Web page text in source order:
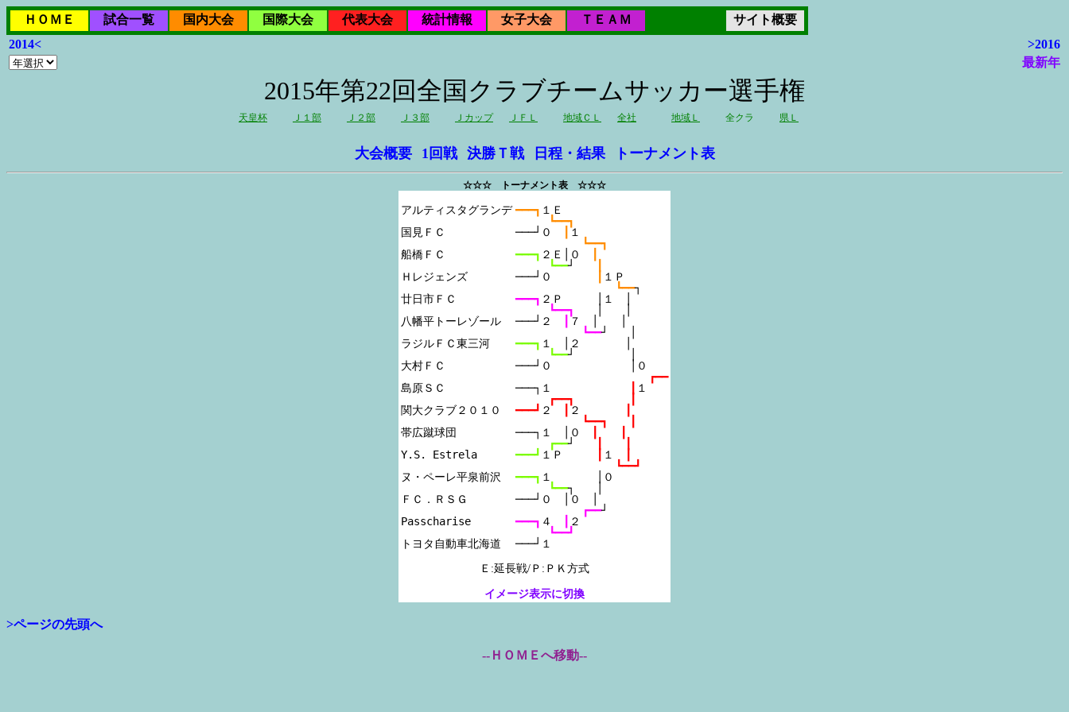
ＨＯＭＥ 試合一覧 国内大会 国際大会 代表大会 統計情報 女子大会 ＴＥＡＭ
サイト概要
2014<
>2016
最新年
2015年第22回全国クラブチームサッカー選手権
天皇杯 Ｊ１部 Ｊ２部 Ｊ３部 Ｊカップ ＪＦＬ 地域ＣＬ 全社 地域Ｌ 全クラ 県Ｌ
大会概要 1回戦 決勝Ｔ戦 日程・結果 トーナメント表
☆☆☆ トーナメント表 ☆☆☆
アルティスタグランデ
国見ＦＣ
船橋ＦＣ
Ｈレジェンズ
廿日市ＦＣ
八幡平トーレゾール
ラジルＦＣ東三河
大村ＦＣ
島原ＳＣ
関大クラブ２０１０
帯広蹴球団
Y.S. Estrela
ヌ・ペーレ平泉前沢
ＦＣ．ＲＳＧ
Passcharise
━━━┓ １Ｅ
┗━━┓
───┘０
１
┗━━┓
━━━┓ ２Ｅ│０
┗━━┘
───┘０
┃ １Ｐ
┗━━┐
━━━┓ ２Ｐ　　　│１　│
┗━━┓
│　　│
───┘２
７　│　　│
┗━━┘　　│
━━━┓ １　│２　　　　│
┗━━┘　　　　　│
───┘０　　　　　　　│０
┏━━
───┐１
１
┏━━┓　　　　　┃
━━━┛ ２ ２
┗━━┓　　┃
───┐１　│０
┃　　┃
┏━━┘ ┃　　┃
━━━┛ １Ｐ ┃ １
┃
┗━━┛
━━━┓ １　　　　│０
┗━━┐　　│
───┘０　│０　│
┏━━┘
━━━┓ ４
２
┗━━┛
───┘１
Ｅ:延長戦/Ｐ:ＰＫ方式
イメージ表示に切換
>ページの先頭へ
--ＨＯＭＥへ移動--